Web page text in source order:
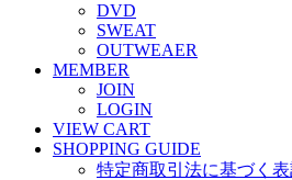
DVD
SWEAT
OUTWEAER
MEMBER
JOIN
LOGIN
VIEW CART
SHOPPING GUIDE
特定商取引法に基づく